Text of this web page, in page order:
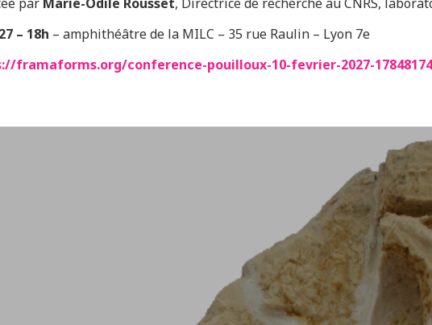
DE LA
– 18h – amphithéâtre de la MILC – 35 rue Raulin – Lyon 7e
framaforms.org/conference-pouilloux-10-fevrier-2027-